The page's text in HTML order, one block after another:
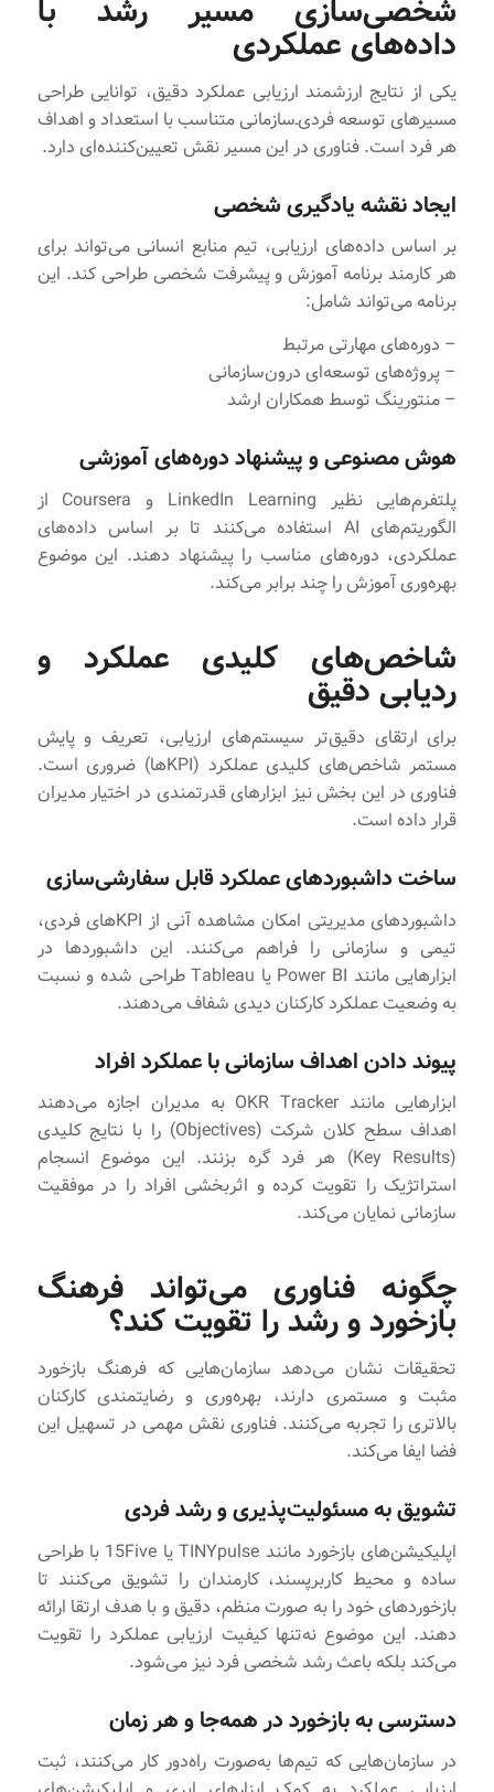
شخصی‌سازی مسیر رشد با
داده‌های عملکردی
یکی از نتایج ارزشمند ارزیابی عملکرد دقیق، توانایی طراحی
مسیرهای توسعه فردی‌ـ‌سازمانی متناسب با استعداد و اهداف
هر فرد است. فناوری در این مسیر نقش تعیین‌کننده‌ای دارد.
ایجاد نقشه یادگیری شخصی
بر اساس داده‌های ارزیابی، تیم منابع انسانی می‌تواند برای
هر کارمند برنامه آموزش و پیشرفت شخصی طراحی کند. این
برنامه می‌تواند شامل:
– دوره‌های مهارتی مرتبط
– پروژه‌های توسعه‌ای درون‌سازمانی
– منتورینگ توسط همکاران ارشد
هوش مصنوعی و پیشنهاد دوره‌های آموزشی
پلتفرم‌هایی نظیر LinkedIn Learning و Coursera از
الگوریتم‌های AI استفاده می‌کنند تا بر اساس داده‌های
عملکردی، دوره‌های مناسب را پیشنهاد دهند. این موضوع
بهره‌وری آموزش را چند برابر می‌کند.
شاخص‌های کلیدی عملکرد و
ردیابی دقیق
برای ارتقای دقیق‌تر سیستم‌های ارزیابی، تعریف و پایش
مستمر شاخص‌های کلیدی عملکرد (KPIها) ضروری است.
فناوری در این بخش نیز ابزارهای قدرتمندی در اختیار مدیران
قرار داده است.
ساخت داشبوردهای عملکرد قابل سفارشی‌سازی
داشبوردهای مدیریتی امکان مشاهده آنی از KPIهای فردی،
تیمی و سازمانی را فراهم می‌کنند. این داشبوردها در
ابزارهایی مانند Power BI یا Tableau طراحی شده و نسبت
به وضعیت عملکرد کارکنان دیدی شفاف می‌دهند.
پیوند دادن اهداف سازمانی با عملکرد افراد
ابزارهایی مانند OKR Tracker به مدیران اجازه می‌دهند
اهداف سطح کلان شرکت (Objectives) را با نتایج کلیدی
(Key Results) هر فرد گره بزنند. این موضوع انسجام
استراتژیک را تقویت کرده و اثربخشی افراد را در موفقیت
سازمانی نمایان می‌کند.
چگونه فناوری می‌تواند فرهنگ
بازخورد و رشد را تقویت کند؟
تحقیقات نشان می‌دهد سازمان‌هایی که فرهنگ بازخورد
مثبت و مستمری دارند، بهره‌وری و رضایتمندی کارکنان
بالاتری را تجربه می‌کنند. فناوری نقش مهمی در تسهیل این
فضا ایفا می‌کند.
تشویق به مسئولیت‌پذیری و رشد فردی
اپلیکیشن‌های بازخورد مانند TINYpulse یا 15Five با طراحی
ساده و محیط کاربرپسند، کارمندان را تشویق می‌کنند تا
بازخوردهای خود را به صورت منظم، دقیق و با هدف ارتقا ارائه
دهند. این موضوع نه‌تنها کیفیت ارزیابی عملکرد را تقویت
می‌کند بلکه باعث رشد شخصی فرد نیز می‌شود.
دسترسی به بازخورد در همه‌جا و هر زمان
در سازمان‌هایی که تیم‌ها به‌صورت راه‌دور کار می‌کنند، ثبت